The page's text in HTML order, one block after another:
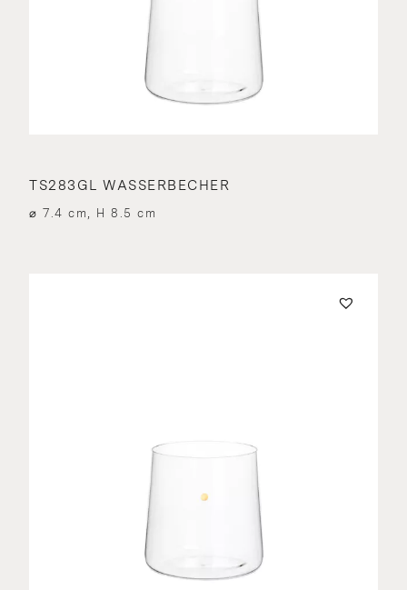
TS283GL WASSERBECHER
⌀ 7.4 cm, H 8.5 cm